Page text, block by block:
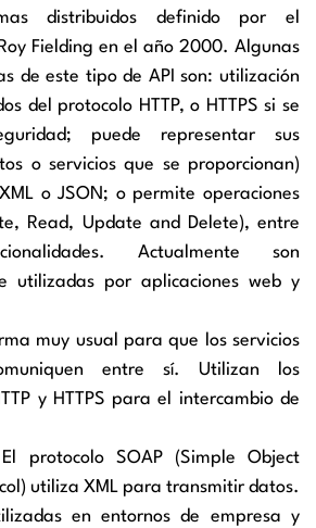
distribuidos definido por el
Fielding en el año 2000. Algunas
de este tipo de API son: utilización
del protocolo HTTP, o HTTPS si se
puede representar sus
o servicios que se proporcionan)
o JSON; o permite operaciones
Read, Update and Delete), entre
Actualmente son
utilizadas por aplicaciones web y
muy usual para que los servicios
entre sí. Utilizan los
y HTTPS para el intercambio de
protocolo SOAP (Simple Object
utiliza XML para transmitir datos.
en entornos de empresa y